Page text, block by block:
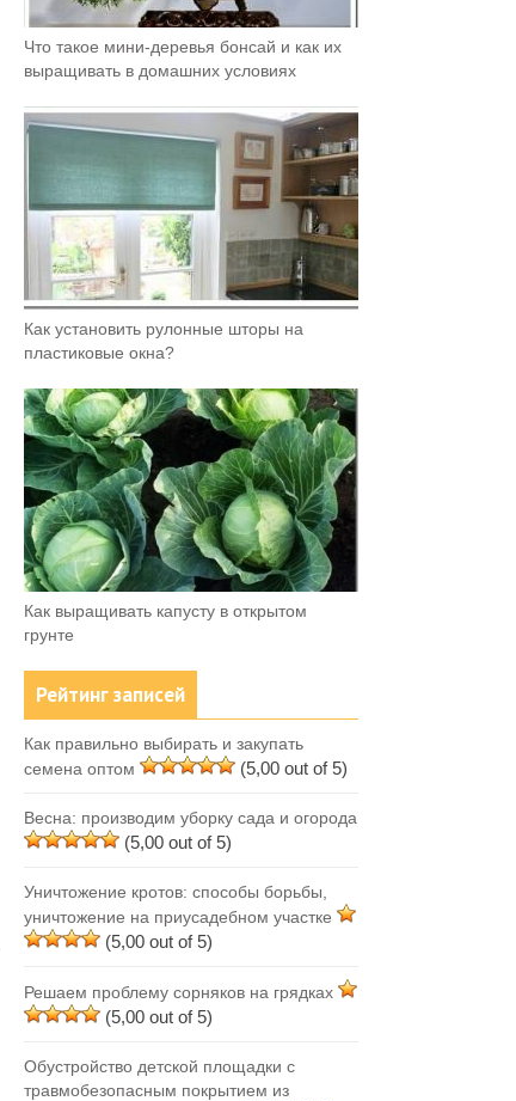
Что такое мини-деревья бонсай и как их
выращивать в домашних условиях
Как установить рулонные шторы на
пластиковые окна?
Как выращивать капусту в открытом
грунте
Рейтинг записей
Как правильно выбирать и закупать
семена оптом
(5,00 out of 5)
Весна: производим уборку сада и огорода
(5,00 out of 5)
Уничтожение кротов: способы борьбы,
уничтожение на приусадебном участке
(5,00 out of 5)
Решаем проблему сорняков на грядках
(5,00 out of 5)
Обустройство детской площадки с
травмобезопасным покрытием из